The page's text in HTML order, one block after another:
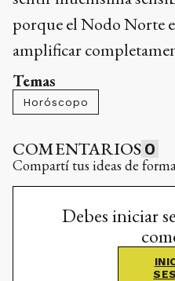
porque el Nodo Norte
amplificar
Temas
Horóscopo
COMENTARIOS 0
Compartí tus ideas de
Debes iniciar